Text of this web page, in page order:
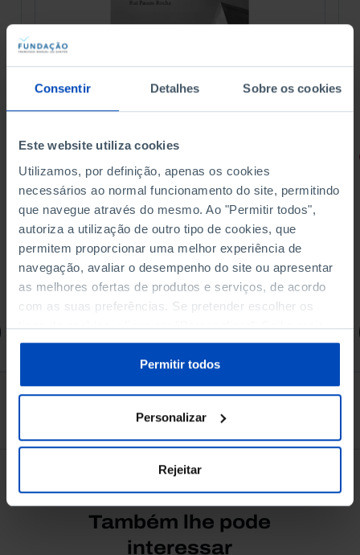
Consentir Detalhes Sobre os cookies
Este website utiliza cookies
Utilizamos, por definição, apenas os cookies
necessários ao normal funcionamento do site, permitindo
que navegue através do mesmo. Ao "Permitir todos",
autoriza a utilização de outro tipo de cookies, que
permitem proporcionar uma melhor experiência de
navegação, avaliar o desempenho do site ou apresentar
as melhores ofertas de produtos e serviços, de acordo
com as suas preferências. Se pretender escolher os
tipos de cookies, clique em "Personalizar". Saiba mais
sobre cookies através da gestão de preferências ou da
Política de Cookies.
Permitir todos
Personalizar
Rejeitar
Promessas do Futebol
4,50 € 5,00 € -10%
Comprar
Ver todos
Também lhe pode
interessar